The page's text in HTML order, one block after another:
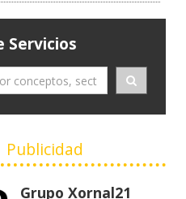
Servicios
Publicidad
Grupo Xornal21